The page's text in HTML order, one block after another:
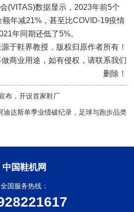
(VITAS)数据显示，2023年前5个
额年减21%，甚至比COVID-19疫情
年同期还低了5%。
于鞋界教授，版权归原作者所有！
商业用途，如有侵权，请联系我们
删除！
布，开设首家鞋厂
迪达斯单季业绩破纪录，足球与跑步品类
中国鞋机网
全国服务热线：